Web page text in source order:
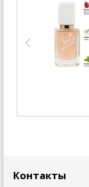
Контакты